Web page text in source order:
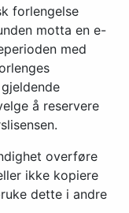
forlengelse
motta en e-
med
å reservere
overføre
ikke kopiere
dette i andre